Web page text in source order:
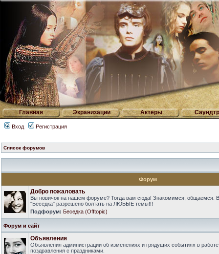
Главная Экранизации Актеры
Вход Регистрация
Список форумов
Форум
Добро пожаловать
Вы новичок на нашем форуме? Тогда вам сюда! Знакомимся, общаемся.
"Беседка" разрешено болтать на ЛЮБЫЕ темы!!!
Подфорум: Беседка (Offtopic)
Форум и сайт
Объявления
Объявления администрации об изменениях и грядущих событиях в
поздравления с праздниками.